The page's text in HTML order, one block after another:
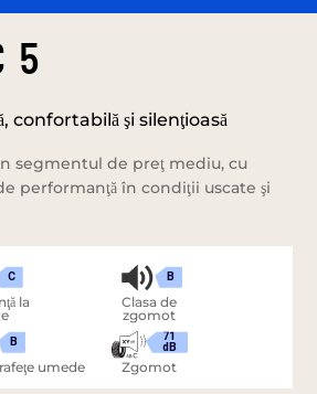
5
confortabilă şi silenţioasă
segmentul de preţ mediu, cu
performanţă în condiţii uscate şi
C
la
B
umede
B
Clasa de
zgomot
71
dB
Zgomot